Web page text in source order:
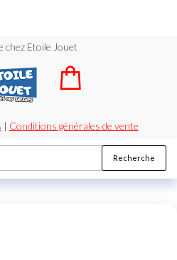
chez Etoile Jouet
| Conditions générales de vente
Recherche